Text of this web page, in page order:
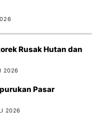
Rusak Hutan dan
2026
Pasar
2026